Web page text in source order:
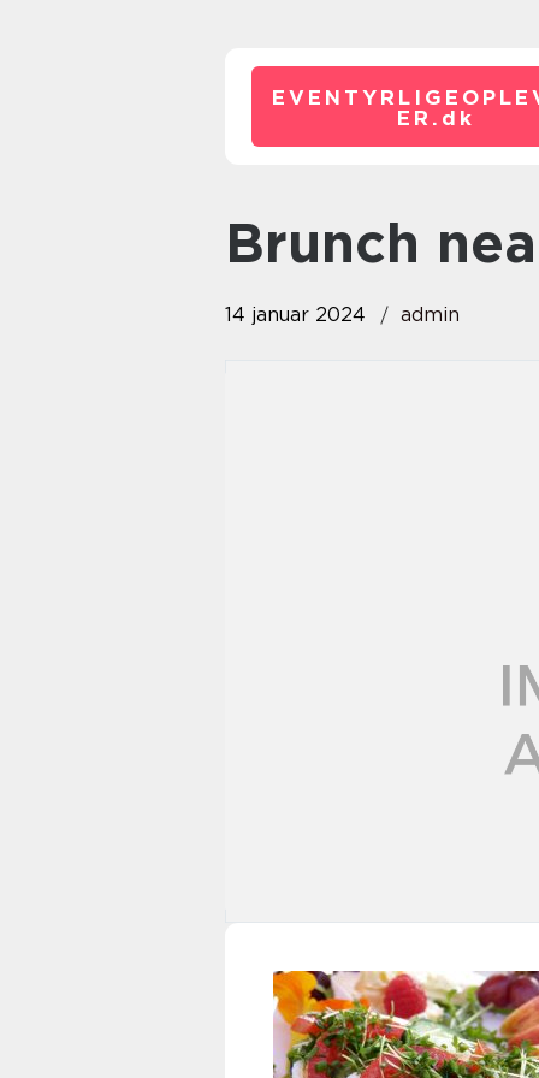
ER. dk
brunch
14 januar 2024 admin